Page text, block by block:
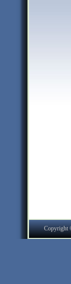
Copyright